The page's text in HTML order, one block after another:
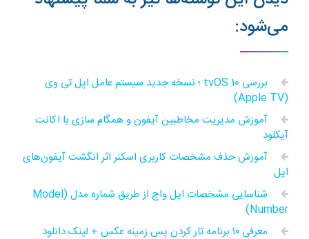
می‌شود:
بررسی tvOS 10 ؛ نسخه جدید سیستم عامل اپل تی وی
(Apple TV)
آموزش مدیریت مخاطبین آیفون و همگام سازی با اکانت
آیکلود
آموزش حذف مشخصات کاربری اسکنر اثر انگشت آیفون‌های
اپل
شناسایی مشخصات اپل واچ از طریق شماره مدل (Model
Number)
معرفی ۱۰ برنامه تار کردن پس زمینه عکس + لینک دانلود